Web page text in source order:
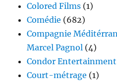
Colored Films (1)
Comédie (682)
Compagnie
Marcel Pagnol (4)
Condor Entertainment
Court-métrage (1)